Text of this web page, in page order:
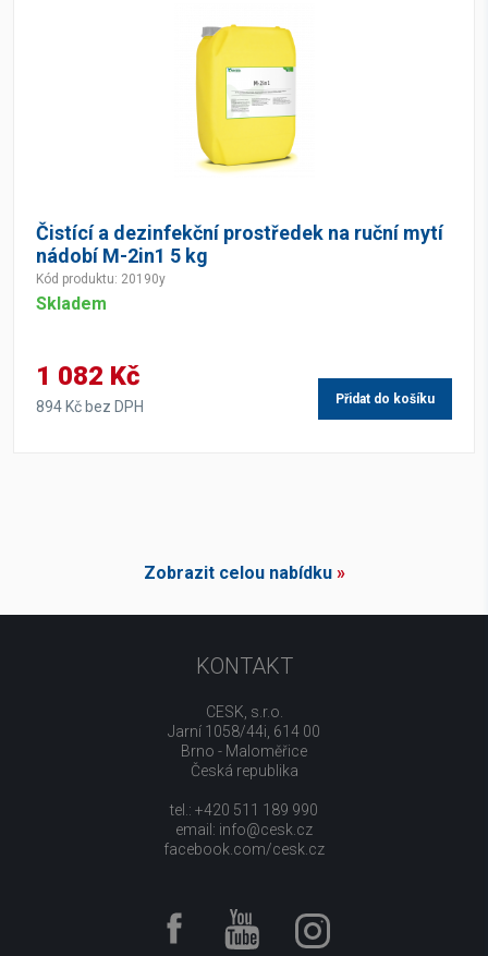
Čistící a dezinfekční prostředek na ruční mytí
nádobí M-2in1 5 kg
Kód produktu: 20190y
Skladem
1 082 Kč
894 Kč bez DPH Přidat do košíku
Zobrazit celou nabídku»
KONTAKT
CESK, s.r.o.
Jarní 1058/44i, 614 00
Brno - Maloměřice
Česká republika
tel.: +420 511 189 990
email: info@cesk.cz
facebook.com/cesk.cz